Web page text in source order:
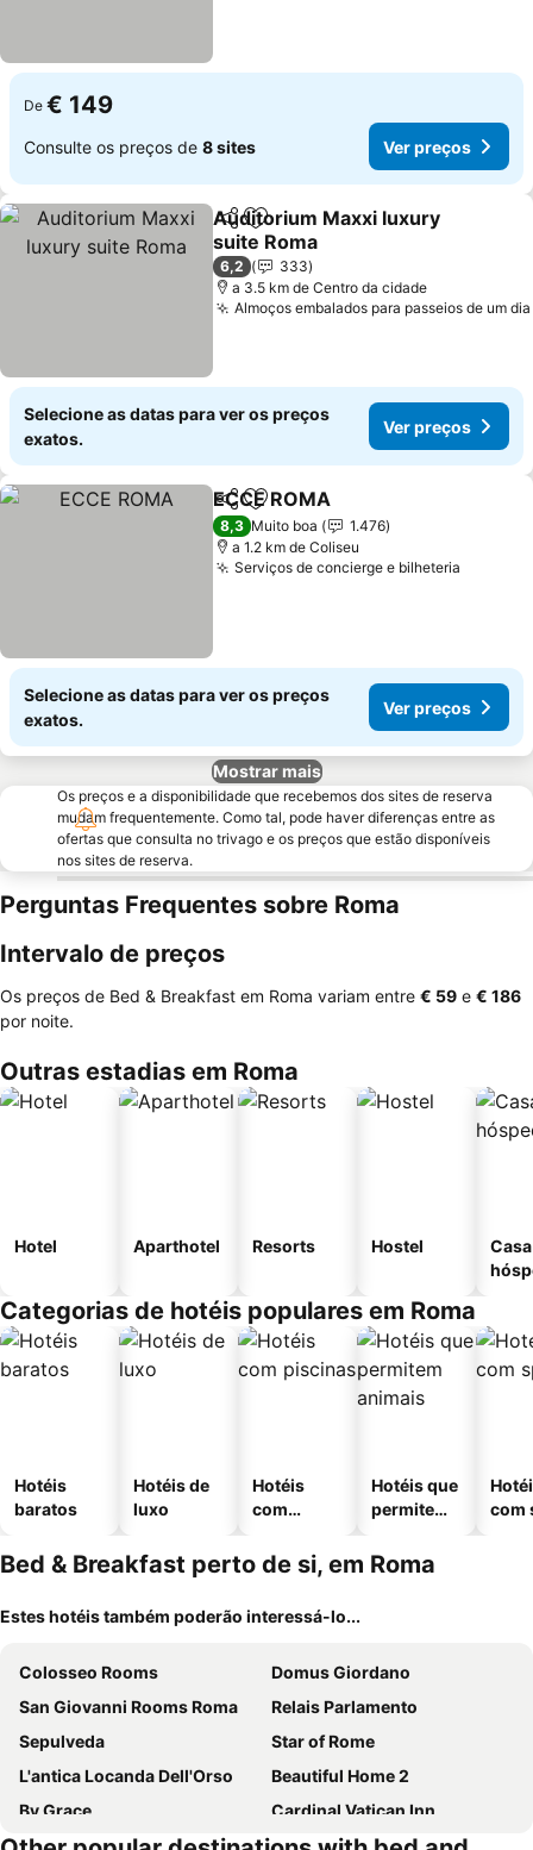
De € 149
Consulte os preços de 8 sites Ver preços
PartilharAdicionar aos favoritos
Auditorium Maxxi luxury
suite Roma
6,2
333
a 3.5 km de Centro da cidade
Almoços embalados para passeios de um dia
Selecione as datas para ver os preços
exatos.
Ver preços
PartilharAdicionar aos favoritos
ECCE ROMA
8,3 Muito boa
1.476
a 1.2 km de Coliseu
Serviços de concierge e bilheteria
Selecione as datas para ver os preços
exatos.
Ver preços
Mostrar mais
Os preços e a disponibilidade que recebemos dos sites de reserva
mudam frequentemente. Como tal, pode haver diferenças entre as
ofertas que consulta no trivago e os preços que estão disponíveis
nos sites de reserva.
Perguntas Frequentes sobre Roma
Intervalo de preços
Os preços de Bed & Breakfast em Roma variam entre ‎€ 59 e ‎€ 186
por noite.
Outras estadias em Roma
Hotel Aparthotel Resorts Hostel
Categorias de hotéis populares em Roma
Hotéis
baratos
Hotéis de
luxo
Hotéis
com
Hotéis que
permitem
com
Bed & Breakfast perto de si, em Roma
Estes hotéis também poderão interessá-lo...
Colosseo Rooms
Domus Giordano
San Giovanni Rooms Roma
Relais Parlamento
Sepulveda
Star of Rome
L'antica Locanda Dell'Orso
Beautiful Home 2
By Grace
Cardinal Vatican Inn
Romulea Guest House
Casa per Ferie Ravasco San Pietro